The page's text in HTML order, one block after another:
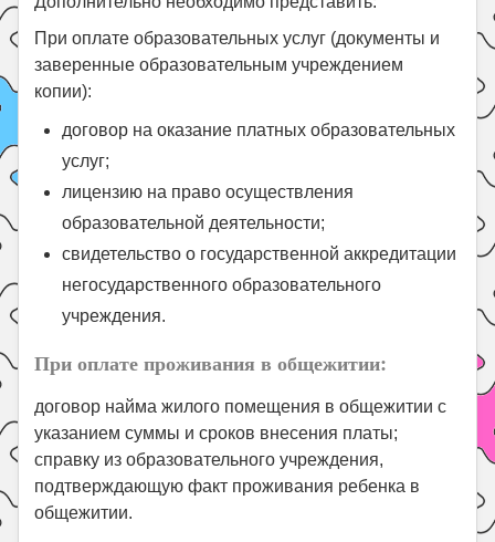
При оплате образовательных услуг (документы и
заверенные образовательным учреждением
копии):
договор на оказание платных образовательных
услуг;
лицензию на право осуществления
образовательной деятельности;
свидетельство о государственной аккредитации
негосударственного образовательного
учреждения.
При оплате проживания в общежитии:
договор найма жилого помещения в общежитии с
указанием суммы и сроков внесения платы;
справку из образовательного учреждения,
подтверждающую факт проживания ребенка в
общежитии.